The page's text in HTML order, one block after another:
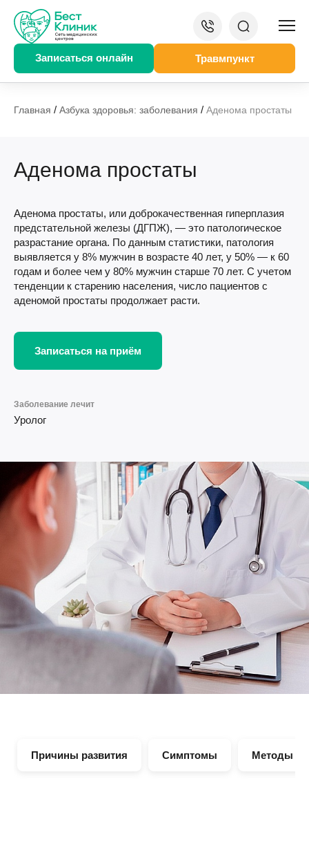
Записаться онлайн Травмпункт
Главная / Азбука здоровья: заболевания / Аденома простаты
Аденома простаты
Аденома простаты, или доброкачественная гиперплазия
предстательной железы (ДГПЖ), — это патологическое
разрастание органа. По данным статистики, патология
выявляется у 8% мужчин в возрасте 40 лет, у 50% — к 60
годам и более чем у 80% мужчин старше 70 лет. С учетом
тенденции к старению населения, число пациентов с
аденомой простаты продолжает расти.
Записаться на приём
Заболевание лечит
Уролог
Причины развития Симптомы Методы